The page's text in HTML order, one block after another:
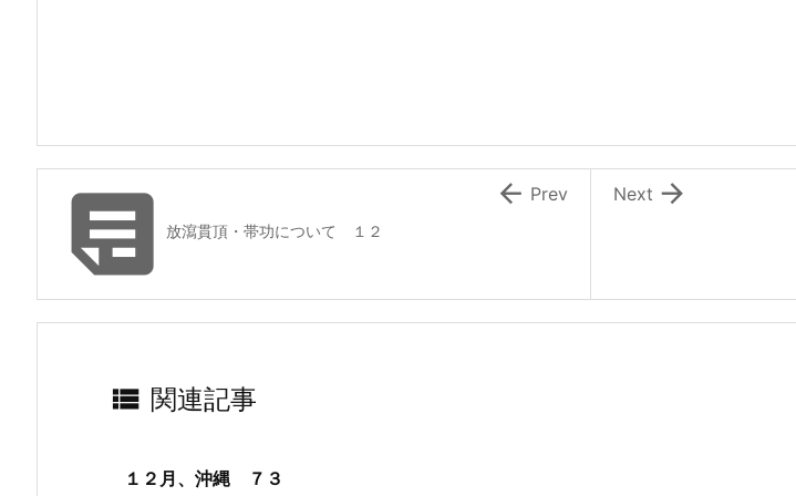

Next
放瀉貫頂・帯功について １２
 Prev
 関連記事
１２月、沖縄 ７３